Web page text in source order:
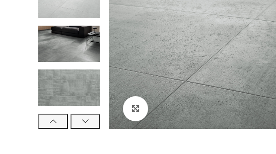
Klikni za veći prikaz